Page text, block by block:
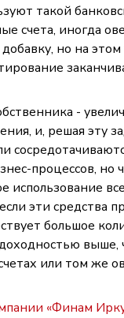
такой
счета, иногда
но на
-
и, решая эту
процессов, но
использование
эти средства
большое
выше,
или том же
«Финам